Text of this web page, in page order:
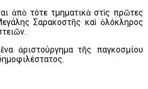
ἀπὸ τότε τμηματικὰ στὶς πρῶτες
Σαρακοστῆς καὶ ὁλόκληρος
ἀριστούργημα τῆς παγκοσμίου